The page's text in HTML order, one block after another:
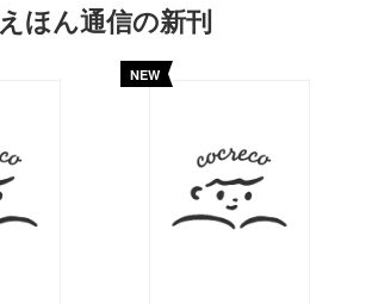
えほん通信の新刊
NEW